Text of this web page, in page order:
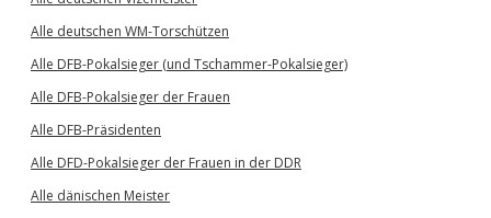
Alle deutschen WM-Torschützen
Alle DFB-Pokalsieger (und Tschammer-Pokalsieger)
Alle DFB-Pokalsieger der Frauen
Alle DFB-Präsidenten
Alle DFD-Pokalsieger der Frauen in der DDR
Alle dänischen Meister